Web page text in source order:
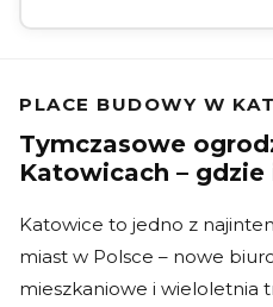
PLACE BUDOWY W
Tymczasowe
Katowicach – gdzie
Katowice to jedno z
miast w Polsce – nowe
mieszkaniowe i wieloletnia